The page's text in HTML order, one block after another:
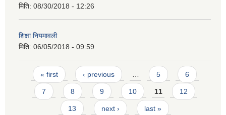
मिति: 08/30/2018 - 12:26
शिक्षा नियमावली
मिति: 06/05/2018 - 09:59
Pages
« first ‹ previous 5 6
7 8 9 10 11 12
13 next › last »